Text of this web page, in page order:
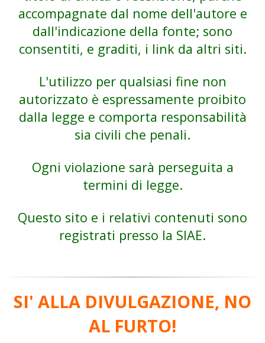
accompagnate dal nome dell'autore e
dall'indicazione della fonte; sono
consentiti, e graditi, i link da altri siti.
L'utilizzo per qualsiasi fine non
autorizzato è espressamente proibito
dalla legge e comporta responsabilità
sia civili che penali.
Ogni violazione sarà perseguita a
termini di legge.
Questo sito e i relativi contenuti sono
registrati presso la SIAE.
SI' ALLA DIVULGAZIONE, NO
AL FURTO!